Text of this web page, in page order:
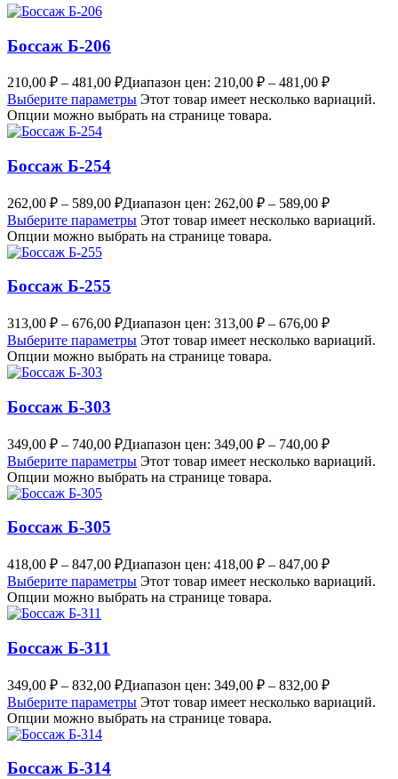
Боссаж Б-206
210,00 ₽ – 481,00 ₽Диапазон цен: 210,00 ₽ – 481,00 ₽
Выберите параметры Этот товар имеет несколько вариаций.
Опции можно выбрать на странице товара.
Боссаж Б-254
262,00 ₽ – 589,00 ₽Диапазон цен: 262,00 ₽ – 589,00 ₽
Выберите параметры Этот товар имеет несколько вариаций.
Опции можно выбрать на странице товара.
Боссаж Б-255
313,00 ₽ – 676,00 ₽Диапазон цен: 313,00 ₽ – 676,00 ₽
Выберите параметры Этот товар имеет несколько вариаций.
Опции можно выбрать на странице товара.
Боссаж Б-303
349,00 ₽ – 740,00 ₽Диапазон цен: 349,00 ₽ – 740,00 ₽
Выберите параметры Этот товар имеет несколько вариаций.
Опции можно выбрать на странице товара.
Боссаж Б-305
418,00 ₽ – 847,00 ₽Диапазон цен: 418,00 ₽ – 847,00 ₽
Выберите параметры Этот товар имеет несколько вариаций.
Опции можно выбрать на странице товара.
Боссаж Б-311
349,00 ₽ – 832,00 ₽Диапазон цен: 349,00 ₽ – 832,00 ₽
Выберите параметры Этот товар имеет несколько вариаций.
Опции можно выбрать на странице товара.
Боссаж Б-314